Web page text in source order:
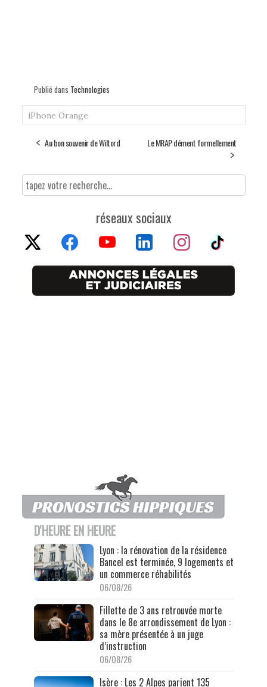
Publié dans Technologies
iPhone Orange
Au bon souvenir de Wiltord Le MRAP dément formellement
réseaux sociaux
D'HEURE EN HEURE
Lyon : la rénovation de la résidence
Bancel est terminée, 9 logements et
un commerce réhabilités
06/08/26
Fillette de 3 ans retrouvée morte
dans le 8e arrondissement de Lyon :
sa mère présentée à un juge
d’instruction
06/08/26
Isère : Les 2 Alpes parient 135